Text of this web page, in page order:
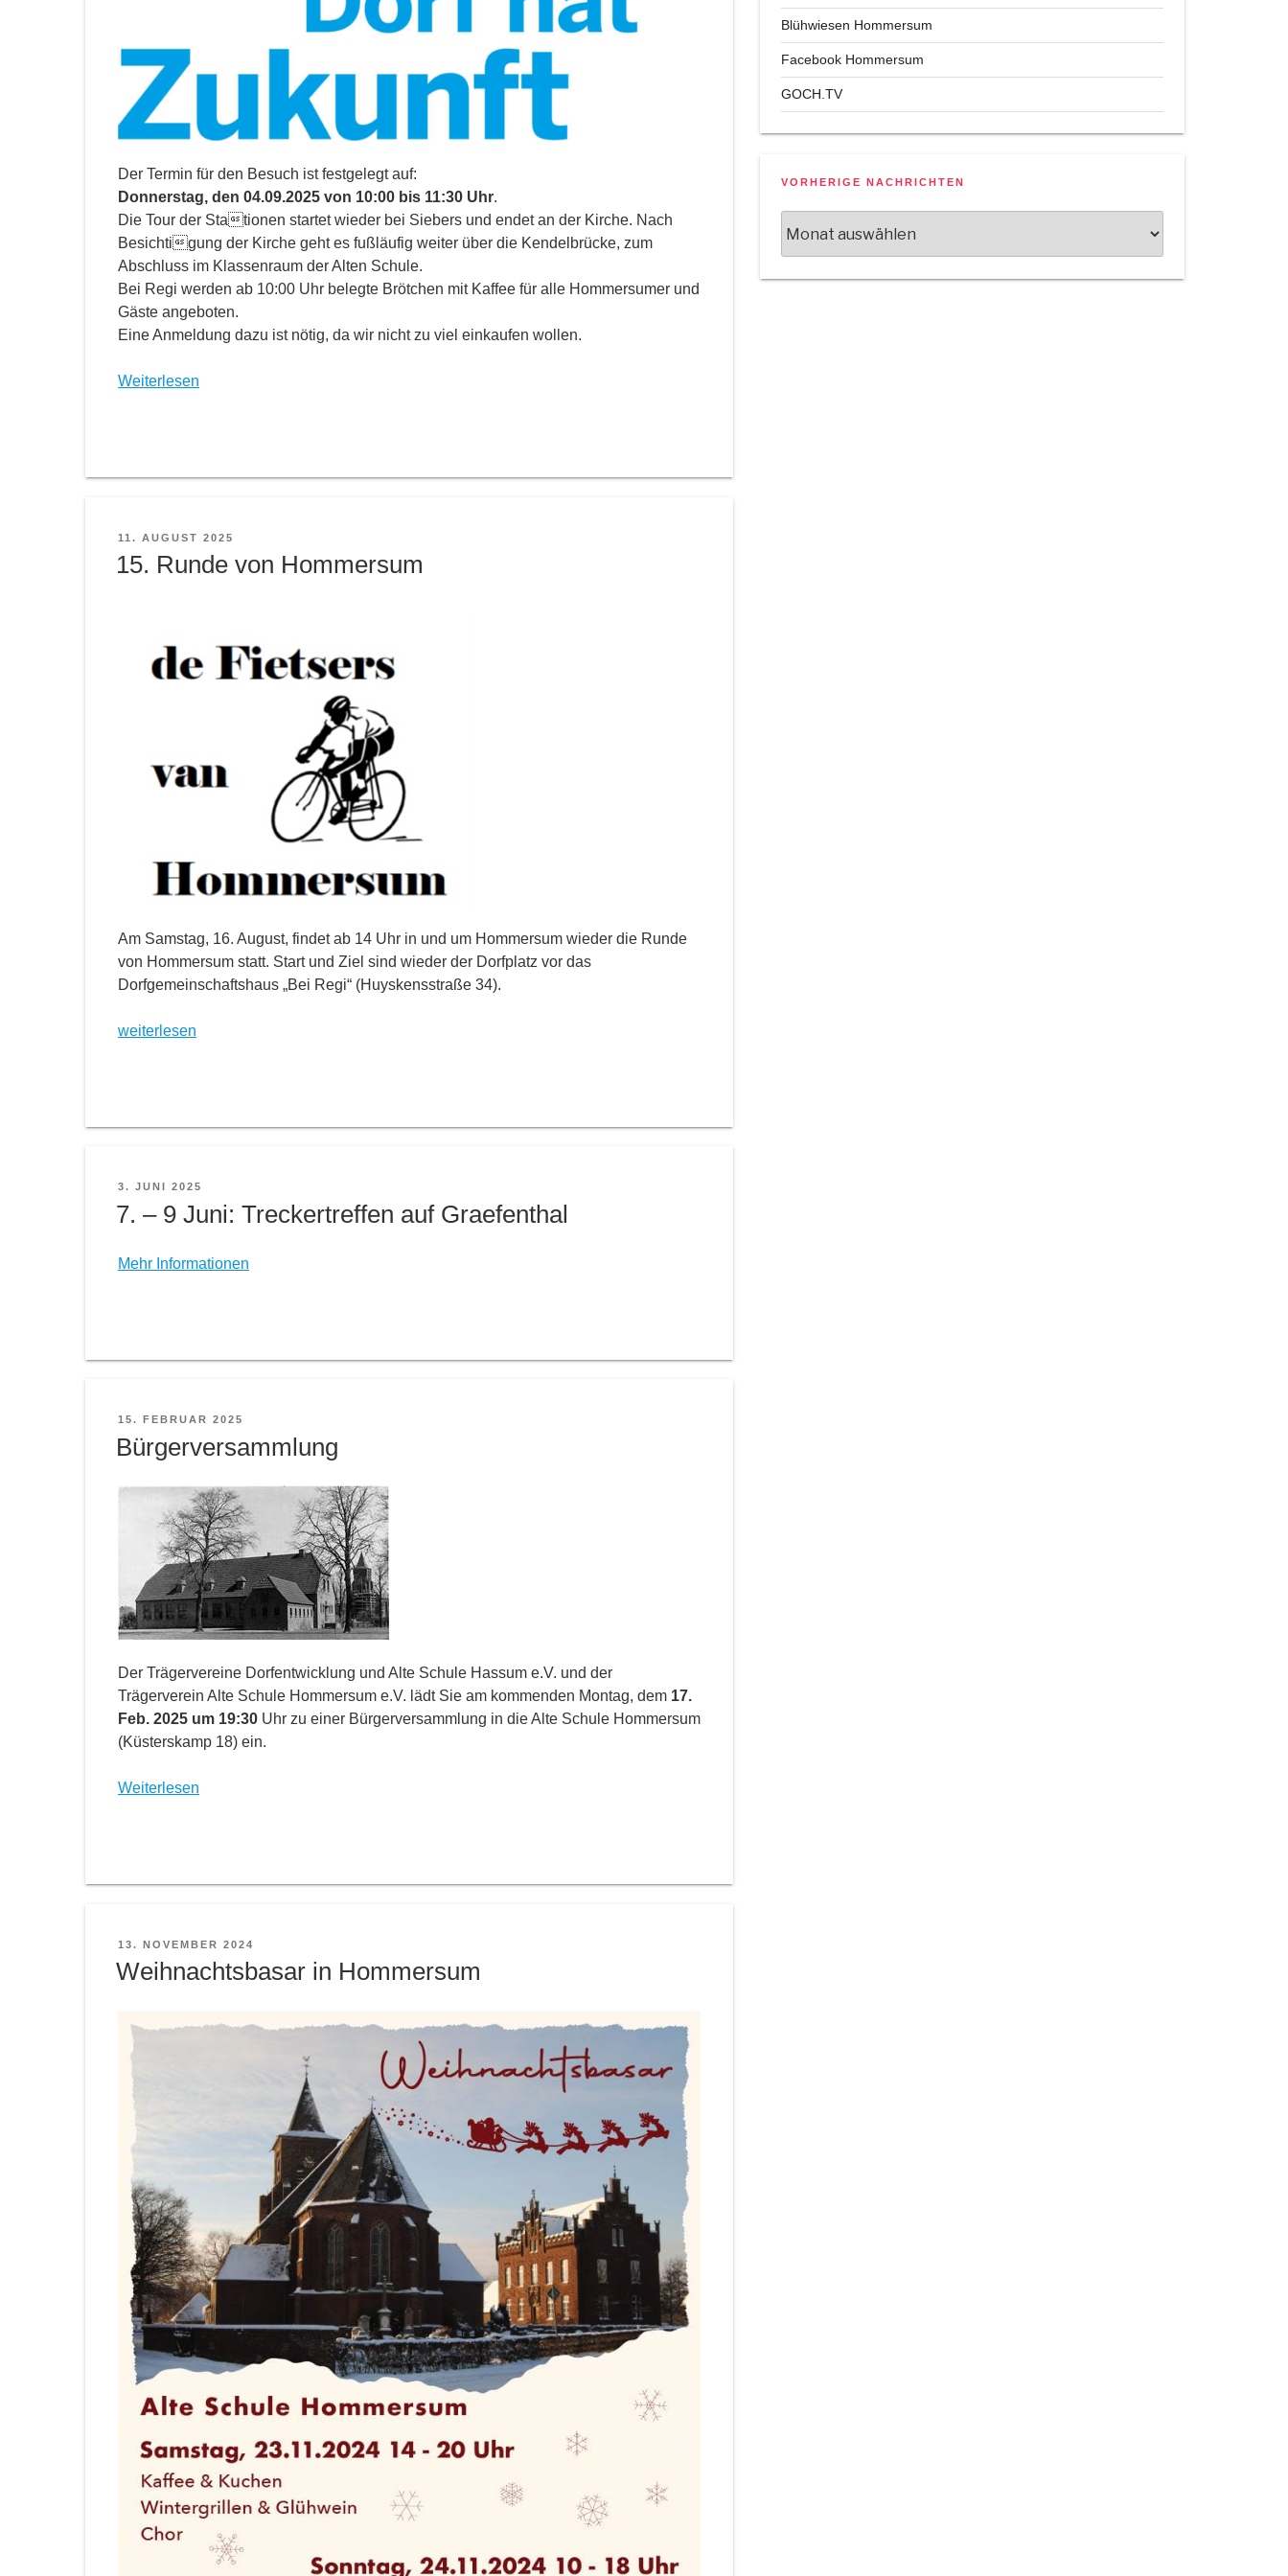
Der Termin für den Besuch ist festgelegt auf:
Donnerstag, den 04.09.2025 von 10:00 bis 11:30 Uhr.
Die Tour der Stationen startet wieder bei Siebers und endet an der Kirche. Nach
Besichtigung der Kirche geht es fußläufig weiter über die Kendelbrücke, zum
Abschluss im Klassenraum der Alten Schule.
Bei Regi werden ab 10:00 Uhr belegte Brötchen mit Kaffee für alle Hommersumer und
Gäste angeboten.
Eine Anmeldung dazu ist nötig, da wir nicht zu viel einkaufen wollen.
Weiterlesen
VERÖFFENTLICHT
11. AUGUST 2025
15. Runde von Hommersum
Am Samstag, 16. August, findet ab 14 Uhr in und um Hommersum wieder die Runde
von Hommersum statt. Start und Ziel sind wieder der Dorfplatz vor das
Dorfgemeinschaftshaus „Bei Regi“ (Huyskensstraße 34).
weiterlesen
VERÖFFENTLICHT
3. JUNI 2025
7. – 9 Juni: Treckertreffen auf Graefenthal
Mehr Informationen
VERÖFFENTLICHT
15. FEBRUAR 2025
Bürgerversammlung
Der Trägervereine Dorfentwicklung und Alte Schule Hassum e.V. und der
Trägerverein Alte Schule Hommersum e.V. lädt Sie am kommenden Montag, dem 17.
Feb. 2025 um 19:30Uhr zu einer Bürgerversammlung in die Alte Schule Hommersum
(Küsterskamp 18) ein.
Weiterlesen
VERÖFFENTLICHT
13. NOVEMBER 2024
Weihnachtsbasar in Hommersum
Blühwiesen Hommersum
Facebook Hommersum
GOCH.TV
VORHERIGE NACHRICHTEN
Nachrichten